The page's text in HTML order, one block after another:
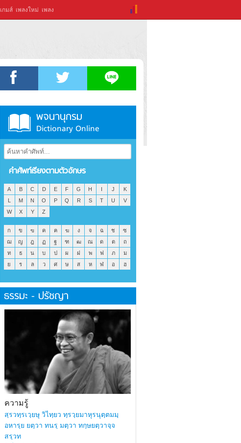
เกมส์ เพลงใหม่ เพลง
พจนานุกรม
Dictionary Online
คำศัพท์เรียงตามตัวอักษร
A B C D E F G H I J
K
L
M N O P Q R S T U
V
W
X Y Z
ก ข ฃ ค ฅ ฆ ง จ ฉ ช
ซ
ฌ
ญ ฎ ฏ ฐ ฑ ฒ ณ ด ต
ถ
ท
ธ น บ ป ผ ฝ พ ฟ ภ
ม
ย
ร ล ว ศ ษ ส ห ฬ อ ฮ
ธรรมะ - ปรัชญา
ความรู้
สฺรวทฺรเวฺยษุ วิไทฺยว ทฺรวฺยมาหุรนุตฺตมมฺ
อหารฺย ยตฺวา ทนรฺ มตฺวา ทกฺษยตฺวาจฺจ
สรฺวท